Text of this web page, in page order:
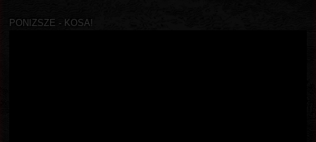
PONIZSZE - KOSA!